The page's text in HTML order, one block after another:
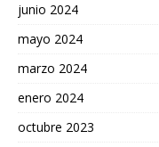
junio 2024
mayo 2024
marzo 2024
enero 2024
octubre 2023